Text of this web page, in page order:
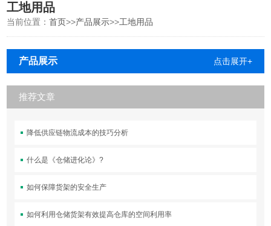
工地用品
当前位置：首页>>产品展示>>工地用品
产品展示 点击展开+
推荐文章
降低供应链物流成本的技巧分析
什么是《仓储进化论》?
如何保障货架的安全生产
如何利用仓储货架有效提高仓库的空间利用率